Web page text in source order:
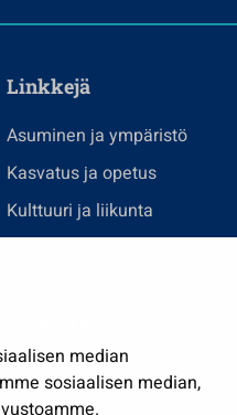
median
sosiaalisen median,
Linkkejä
Asuminen ja ympäristö
Kasvatus ja opetus
Kulttuuri ja liikunta
Näytä omat evästeasetukseni